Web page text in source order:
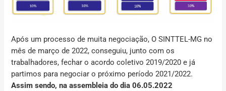
Após um processo de muita negociação, O SINTTEL-MG no
mês de março de 2022, conseguiu, junto com os
trabalhadores, fechar o acordo coletivo 2019/2020 e já
partimos para negociar o próximo período 2021/2022.
Assim sendo, na assembleia do dia 06.05.2022